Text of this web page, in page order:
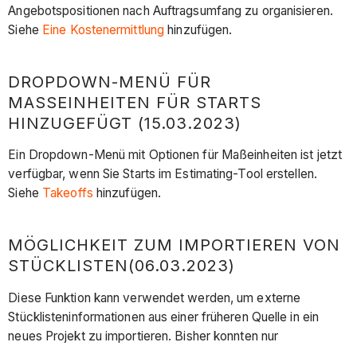
Angebotspositionen nach Auftragsumfang zu organisieren.
Siehe Eine Kostenermittlung hinzufügen.
DROPDOWN-MENÜ FÜR
MASSEINHEITEN FÜR STARTS H
INZUGEFÜGT (15.03.2023)
Ein Dropdown-Menü mit Optionen für Maßeinheiten ist jetzt
verfügbar, wenn Sie Starts im Estimating-Tool erstellen.
Siehe Takeoffs hinzufügen.
MÖGLICHKEIT ZUM IMPORTIEREN VON
STÜCKLISTEN(06.03.2023)
Diese Funktion kann verwendet werden, um externe
Stücklisteninformationen aus einer früheren Quelle in ein
neues Projekt zu importieren. Bisher konnten nur